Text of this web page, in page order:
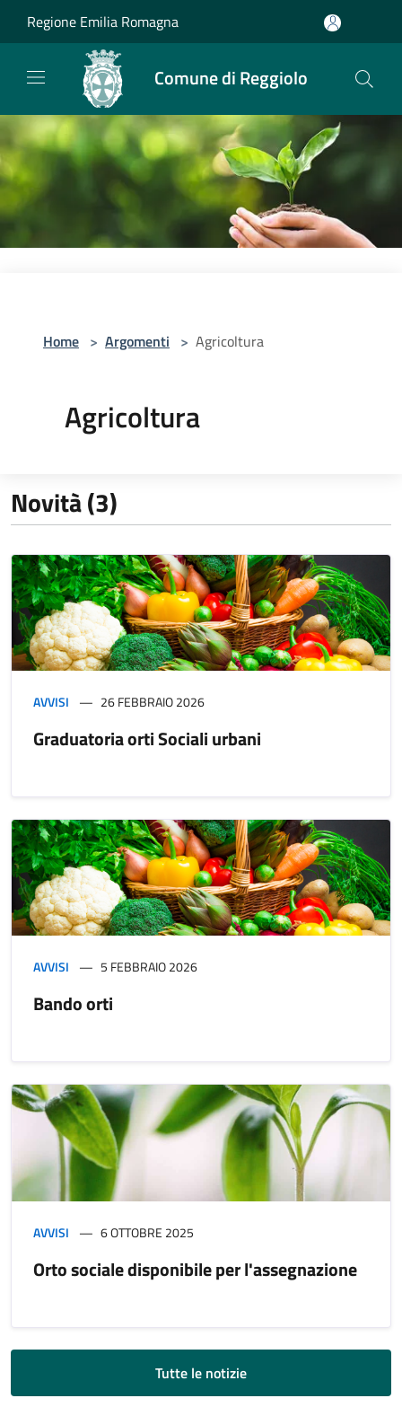
Regione Emilia Romagna
Comune di Reggiolo
Home > Argomenti > Agricoltura
Agricoltura
Novità (3)
AVVISI 26 FEBBRAIO 2026
Graduatoria orti Sociali urbani
AVVISI 5 FEBBRAIO 2026
Bando orti
AVVISI 6 OTTOBRE 2025
Orto sociale disponibile per l'assegnazione
Tutte le notizie